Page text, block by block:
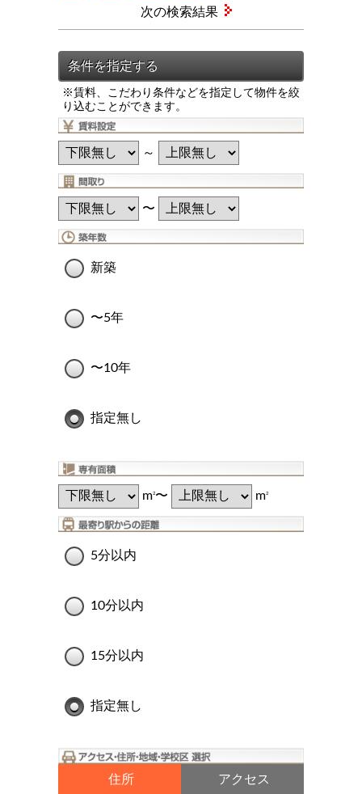
※賃料、こだわり条件などを指定して物件を絞
り込むことができます。
～
〜
新築
〜5年
〜10年
指定無し
m2〜 m2
5分以内
10分以内
15分以内
指定無し
住所 アクセス